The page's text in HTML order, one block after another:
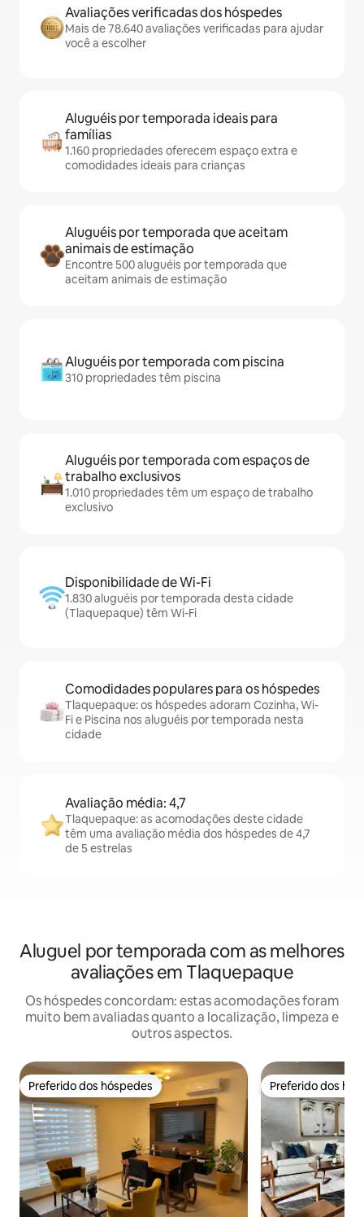
Avaliações verificadas dos hóspedes
Mais de 78.640 avaliações verificadas para ajudar
você a escolher
Aluguéis por temporada ideais para
famílias
1.160 propriedades oferecem espaço extra e
comodidades ideais para crianças
Aluguéis por temporada que aceitam
animais de estimação
Encontre 500 aluguéis por temporada que
aceitam animais de estimação
Aluguéis por temporada com piscina
310 propriedades têm piscina
Aluguéis por temporada com espaços de
trabalho exclusivos
1.010 propriedades têm um espaço de trabalho
exclusivo
Disponibilidade de Wi-Fi
1.830 aluguéis por temporada desta cidade
(Tlaquepaque) têm Wi-Fi
Comodidades populares para os hóspedes
Tlaquepaque: os hóspedes adoram Cozinha, Wi-
Fi e Piscina nos aluguéis por temporada nesta
cidade
Avaliação média: 4,7
Tlaquepaque: as acomodações deste cidade
têm uma avaliação média dos hóspedes de 4,7
de 5 estrelas
Aluguel por temporada com as melhores
avaliações em Tlaquepaque
Os hóspedes concordam: estas acomodações foram
muito bem avaliadas quanto a localização, limpeza e
outros aspectos.
Preferido dos hóspedes
Preferido dos hóspedes Preferido dos
Preferido dos